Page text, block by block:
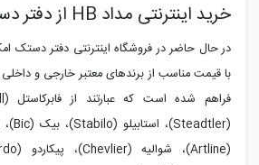
خرید اینترنتی مداد HB از دفتر دستک
در حال حاضر در فروشگاه اینترنتی دفتر دستک
با قیمت مناسب از برندهای معتبر خارجی و